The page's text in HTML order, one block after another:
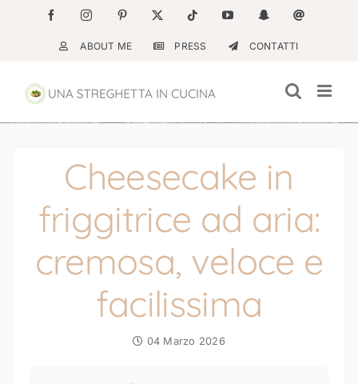
contenuto
FacebookInstagramPinterest Tiktok YouTubeSnapchatEmail
ABOUT ME PRESS CONTATTI
Cheesecake in
friggitrice ad aria:
cremosa, veloce e
facilissima
04 Marzo 2026